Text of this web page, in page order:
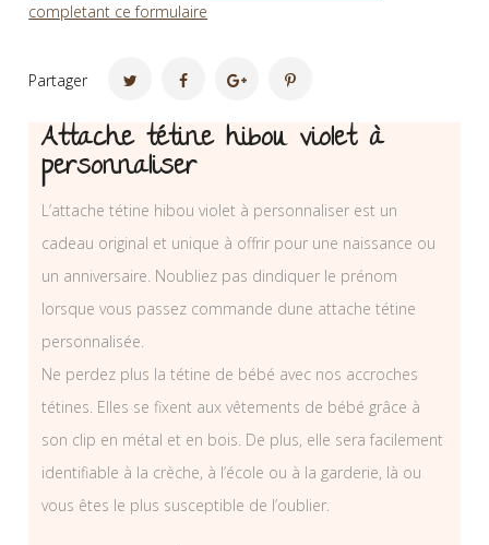
completant ce formulaire
Partager
Attache tétine hibou violet à
personnaliser
L’attache tétine hibou violet à personnaliser est un
cadeau original et unique à offrir pour une naissance ou
un anniversaire. Noubliez pas dindiquer le prénom
lorsque vous passez commande dune attache tétine
personnalisée.
Ne perdez plus la tétine de bébé avec nos accroches
tétines. Elles se fixent aux vêtements de bébé grâce à
son clip en métal et en bois. De plus, elle sera facilement
identifiable à la crèche, à l’école ou à la garderie, là ou
vous êtes le plus susceptible de l’oublier.